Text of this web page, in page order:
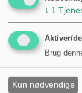
↓ 1
Aktiver/
Brug
Kun nødvendige